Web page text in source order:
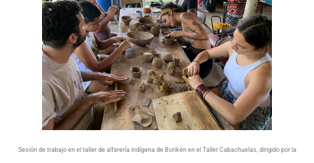
Sesión de trabajo en el taller de alfarería indígena de Borikén en el Taller Cabachuelas, dirigido por la